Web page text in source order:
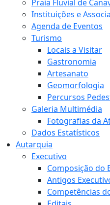
Praia Fluvial de
Instituições e
Agenda de Eventos
Turismo
Locais a Visitar
Gastronomia
Artesanato
Geomorfologia
Percursos
Galeria Multimédia
Fotografias da
Dados Estatísticos
Autarquia
Executivo
Composição do
Antigos
Competências